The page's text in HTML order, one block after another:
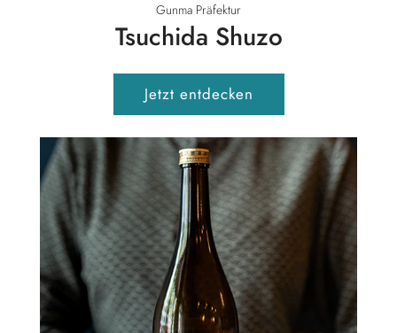
Gunma Präfektur
Tsuchida Shuzo
Jetzt entdecken